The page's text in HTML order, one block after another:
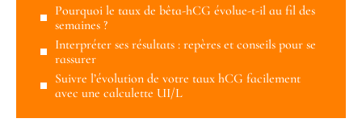
Pourquoi le taux de bêta-hCG évolue-t-il au fil des
semaines ?
Interpréter ses résultats : repères et conseils pour se
rassurer
Suivre l’évolution de votre taux hCG facilement
avec une calculette UI/L